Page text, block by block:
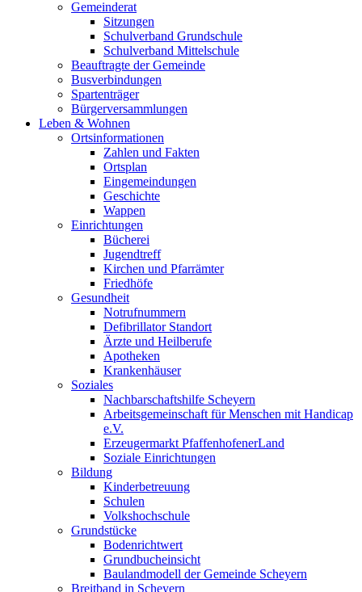
Gemeinderat
Sitzungen
Schulverband Grundschule
Schulverband Mittelschule
Beauftragte der Gemeinde
Busverbindungen
Spartenträger
Bürgerversammlungen
Leben & Wohnen
Ortsinformationen
Zahlen und Fakten
Ortsplan
Eingemeindungen
Geschichte
Wappen
Einrichtungen
Bücherei
Jugendtreff
Kirchen und Pfarrämter
Friedhöfe
Gesundheit
Notrufnummern
Defibrillator Standort
Ärzte und Heilberufe
Apotheken
Krankenhäuser
Soziales
Nachbarschaftshilfe Scheyern
Arbeitsgemeinschaft für Menschen mit Handicap
e.V.
Erzeugermarkt PfaffenhofenerLand
Soziale Einrichtungen
Bildung
Kinderbetreuung
Schulen
Volkshochschule
Grundstücke
Bodenrichtwert
Grundbucheinsicht
Baulandmodell der Gemeinde Scheyern
Breitband in Scheyern